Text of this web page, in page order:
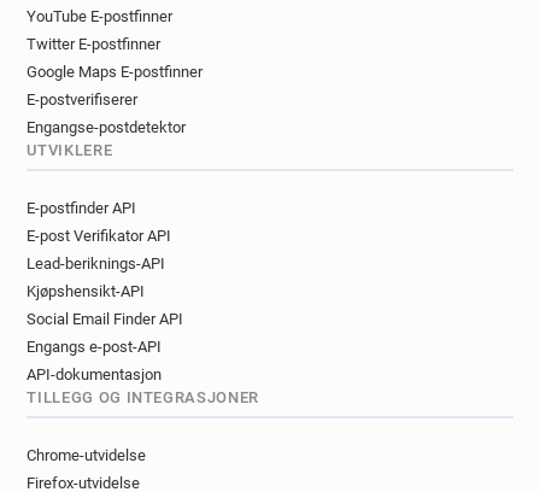
YouTube E-postfinner
Twitter E-postfinner
Google Maps E-postfinner
E-postverifiserer
Engangse-postdetektor
UTVIKLERE
E-postfinder API
E-post Verifikator API
Lead-beriknings-API
Kjøpshensikt-API
Social Email Finder API
Engangs e-post-API
API-dokumentasjon
TILLEGG OG INTEGRASJONER
Chrome-utvidelse
Firefox-utvidelse